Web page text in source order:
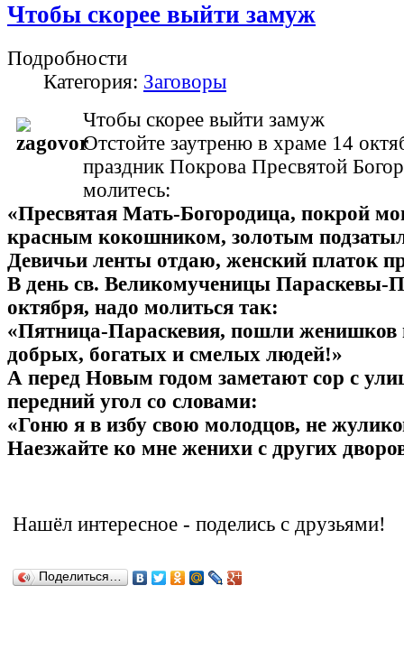
Чтобы скорее выйти замуж
Подробности
Категория: Заговоры
Чтобы скорее выйти замуж
Отстойте заутреню в храме 14
праздник Покрова Пресвятой
молитесь:
«Пресвятая Мать-Богородица, покрой
красным кокошником, золотым
Девичьи ленты отдаю, женский платок
В день св. Великомученицы Параскевы-
октября, надо молиться так:
«Пятница-Параскевия, пошли женишков
добрых, богатых и смелых людей!»
А перед Новым годом заметают сор с
передний угол со словами:
«Гоню я в избу свою молодцов, не
Наезжайте ко мне женихи с других
Нашёл интересное - поделись с друзьями!
Поделиться…